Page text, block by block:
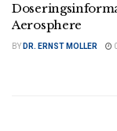
Aerosphere
BY DR. ERNST MOLLER